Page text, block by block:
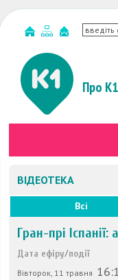
Про К1
ВІДЕОТЕКА
Всі
Гран-прі
Дата ефіру/події
Вівторок, 11 травня